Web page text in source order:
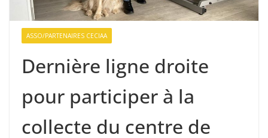
ASSO/PARTENAIRES CECIAA
Dernière ligne droite
pour participer à la
collecte du centre de